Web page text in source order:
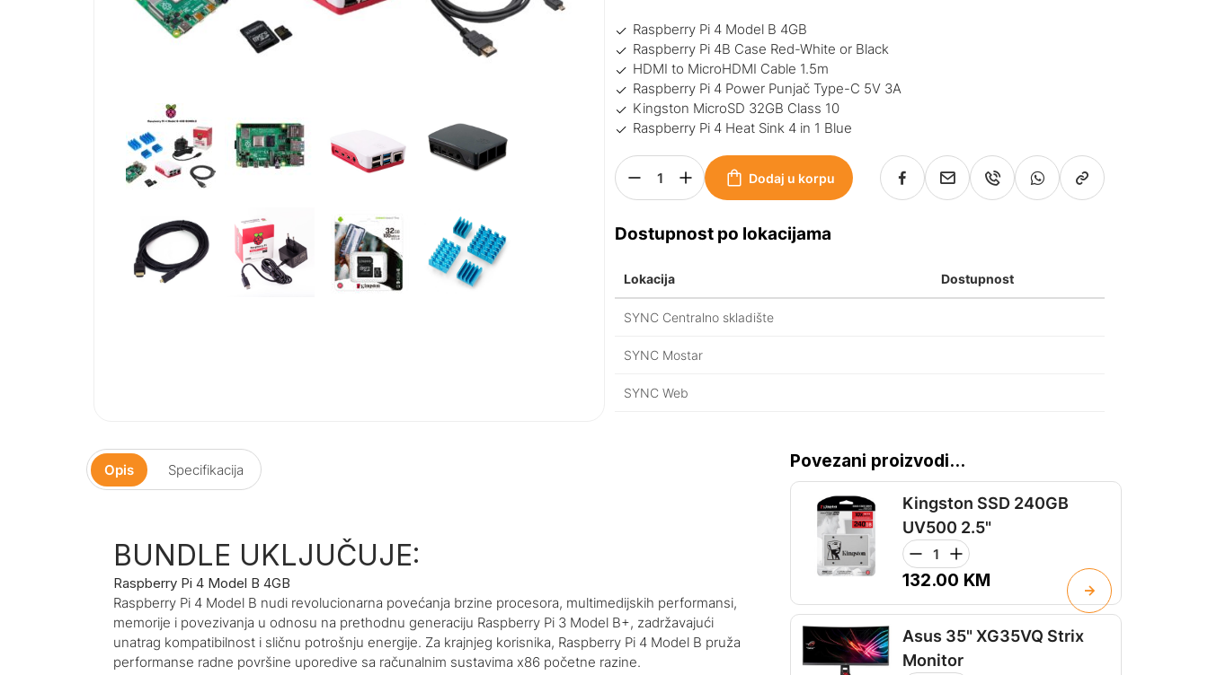
Raspberry Pi 4 Model B 4GB
Raspberry Pi 4B Case Red-White or Black
HDMI to MicroHDMI Cable 1.5m
Raspberry Pi 4 Power Punjač Type-C 5V 3A
Kingston MicroSD 32GB Class 10
Raspberry Pi 4 Heat Sink 4 in 1 Blue
Dodaj u korpu
Dostupnost po lokacijama
Lokacija Dostupnost
SYNC Centralno skladište
SYNC Mostar
SYNC Web
Opis Specifikacija
BUNDLE UKLJUČUJE:
Raspberry Pi 4 Model B 4GB
Raspberry Pi 4 Model B nudi revolucionarna povećanja brzine procesora, multimedijskih performansi,
memorije i povezivanja u odnosu na prethodnu generaciju Raspberry Pi 3 Model B+, zadržavajući
unatrag kompatibilnost i sličnu potrošnju energije. Za krajnjeg korisnika, Raspberry Pi 4 Model B pruža
performanse radne površine uporedive sa računalnim sustavima x86 početne razine.
Povezani proizvodi...
Kingston SSD 240GB
UV500 2.5"
132.00 KM
Asus 35" XG35VQ Strix
Monitor